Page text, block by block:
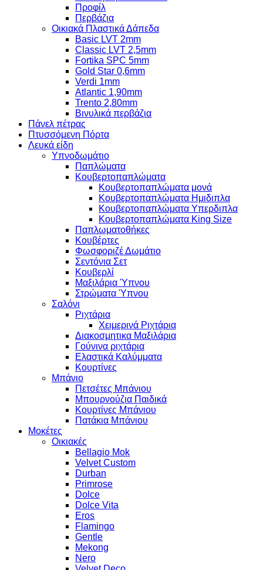
Προφίλ
Περβάζια
Οικιακά Πλαστικά Δάπεδα
Basic LVT 2mm
Classic LVT 2,5mm
Fortika SPC 5mm
Gold Star 0,6mm
Verdi 1mm
Atlantic 1,90mm
Trento 2,80mm
Βινυλικά περβάζια
Πάνελ πέτρας
Πτυσσόμενη Πόρτα
Λευκά είδη
Υπνοδωμάτιο
Παπλώματα
Κουβερτοπαπλώματα
Κουβερτοπαπλώματα μονά
Κουβερτοπαπλώματα Ημιδιπλα
Κουβερτοπαπλώματα Υπερδιπλα
Κουβερτοπαπλώματα King Size
Παπλωματοθήκες
Κουβέρτες
Φωσφοριζέ Δωμάτιο
Σεντόνια Σετ
Κουβερλί
Μαξιλάρια Ύπνου
Στρώματα Ύπνου
Σαλόνι
Ριχτάρια
Χειμερινά Ριχτάρια
Διακοσμητικα Μαξιλάρια
Γούνινα ριχτάρια
Ελαστικά Καλύμματα
Κουρτίνες
Μπάνιο
Πετσέτες Μπάνιου
Μπουρνούζια Παιδικά
Κουρτίνες Μπάνιου
Πατάκια Μπάνιου
Μοκέτες
Οικιακές
Bellagio Mok
Velvet Custom
Durban
Primrose
Dolce
Dolce Vita
Eros
Flamingo
Gentle
Mekong
Nero